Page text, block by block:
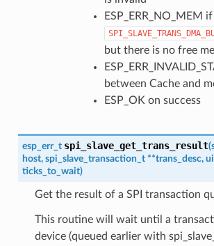
ESP_ERR_NO_MEM
but there is no free
between Cache and
ESP_OK on success
esp_err_t spi_slave_get_trans_result(
host, spi_slave_transaction_t **trans_desc,
ticks_to_wait)
Get the result of a SPI transaction
This routine will wait until a
device (queued earlier with